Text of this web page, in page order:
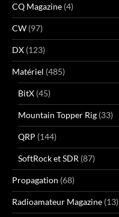
CQ Magazine (4)
CW (97)
DX (123)
Matériel (485)
BitX (45)
Mountain Topper Rig (33)
QRP (144)
SoftRock et SDR (87)
Propagation (68)
Radioamateur Magazine (13)